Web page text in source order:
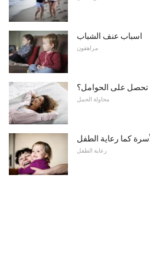
اسباب عنف الشباب
مراهقون
تحصل على الحوامل؟
محاولة الحمل
كما رعاية الطفل
رعاية الطفل